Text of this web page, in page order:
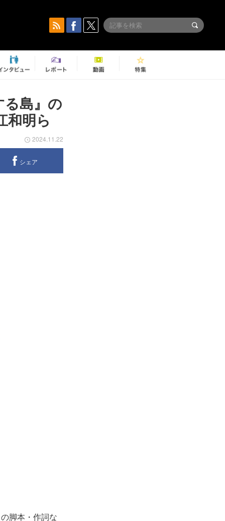
島』の
和明ら
2024.11.22
シェア
脚本・作詞な